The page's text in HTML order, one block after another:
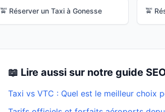
🚖 Réserver un Taxi à Gonesse 🚖
📖 Lire aussi sur notre guide
Taxi vs VTC : Quel est le meilleur choix